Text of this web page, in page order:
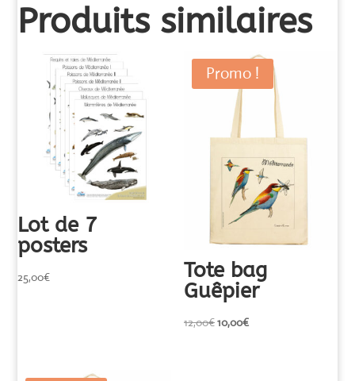
Produits similaires
Lot de 7
posters
25,00€
Promo !
Tote bag
Guêpier
12,00€Le
10,00€Le